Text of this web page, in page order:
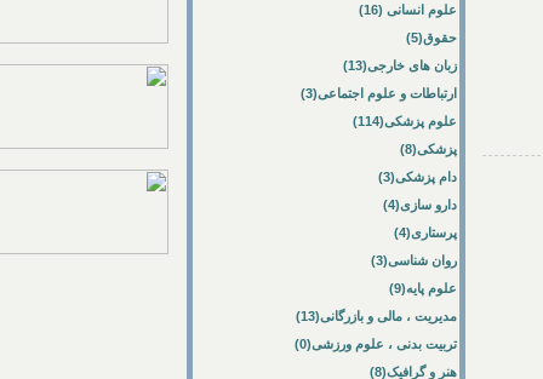
علوم انسانی (16)
حقوق(5)
زبان های خارجی(13)
ارتباطات و علوم اجتماعی(3)
علوم پزشکی(114)
پزشکی(8)
دام پزشکی(3)
دارو سازی(4)
پرستاری(4)
روان شناسی(3)
علوم پایه(9)
مدیریت ، مالی و بازرگانی(13)
تربیت بدنی ، علوم ورزشی(0)
هنر و گرافیک(8)